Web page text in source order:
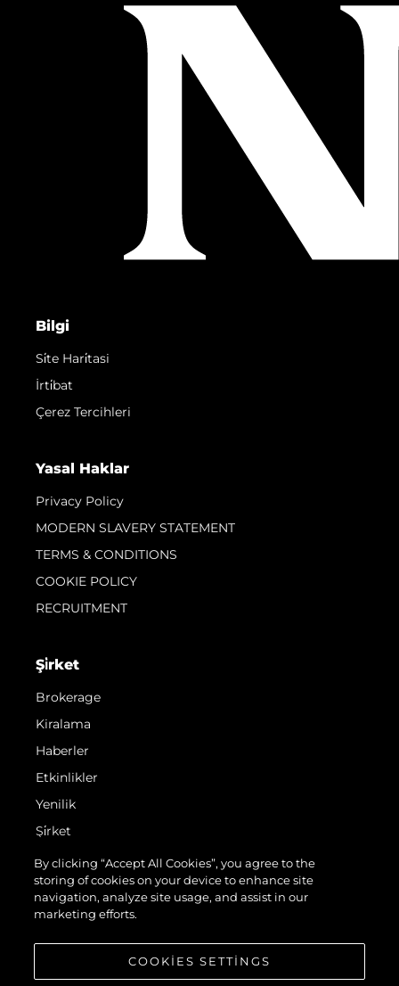
Bilgi
Si̇te Hari̇tasi
İrti̇bat
Çerez Tercihleri
Yasal Haklar
Privacy Policy
MODERN SLAVERY STATEMENT
TERMS & CONDITIONS
COOKIE POLICY
RECRUITMENT
Şi̇rket
Brokerage
Kiralama
Haberler
Etkinlikler
Yenilik
Şi̇rket
Ekip
Yaşam Şekli̇
Mi̇ras
By clicking “Accept All Cookies”, you agree to the
storing of cookies on your device to enhance site
navigation, analyze site usage, and assist in our
marketing efforts.
COOKIES SETTINGS